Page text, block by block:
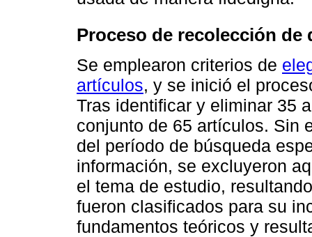
Proceso de recolección de
Se emplearon criterios de
artículos, y se inició el
Tras identificar y eliminar 35
conjunto de 65 artículos. Sin
del período de búsqueda
información, se excluyeron
el tema de estudio,
fueron clasificados para su
fundamentos teóricos y